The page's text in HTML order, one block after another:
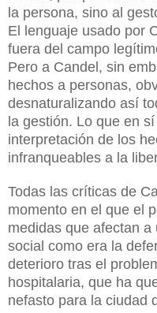
la persona, sino al
El lenguaje usado por
fuera del campo
Pero a Candel, sin
hechos a personas,
desnaturalizando así
la gestión. Lo que en
interpretación de los
infranqueables a la
Todas las críticas de
momento en el que el
medidas que afectan
social como era la
deterioro tras el
hospitalaria, que ha
nefasto para la ciudad